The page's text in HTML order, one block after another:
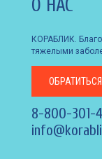
О НАС
КОРАБЛИК.
тяжелыми
ОБРАТИТЬСЯ
8-800-301-